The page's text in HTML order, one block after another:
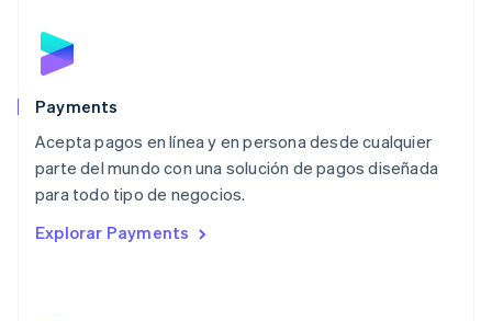
Payments
Acepta pagos en línea y en persona desde cualquier
parte del mundo con una solución de pagos diseñada
para todo tipo de negocios.
Explorar Payments
Malta
English
Español
English
Nueva Zelandia
English
NederlandsEnglish